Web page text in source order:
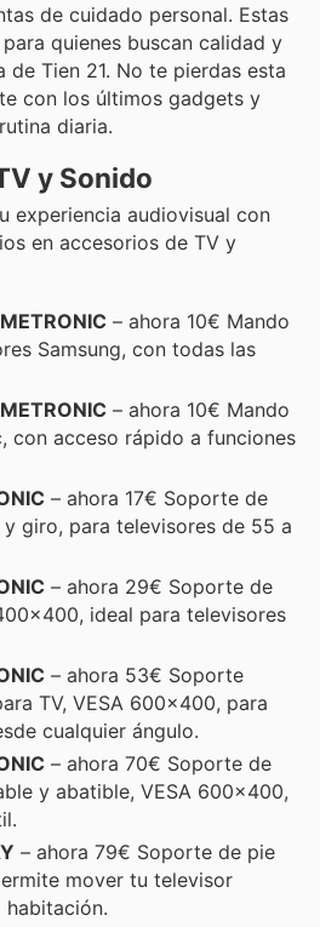
de cuidado personal. Estas
quienes buscan calidad y
de Tien 21. No te pierdas esta
con los últimos gadgets y
diaria.
y Sonido
experiencia audiovisual con
en accesorios de TV y
– ahora 10€ Mando
Samsung, con todas las
– ahora 10€ Mando
con acceso rápido a funciones
– ahora 17€ Soporte de
giro, para televisores de 55 a
– ahora 29€ Soporte de
ideal para televisores
– ahora 53€ Soporte
TV, VESA 600x400, para
cualquier ángulo.
– ahora 70€ Soporte de
y abatible, VESA 600x400,
– ahora 79€ Soporte de pie
mover tu televisor